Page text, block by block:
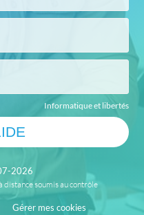
Informatique et libertés
distance soumis au contrôle
2026
Gérer mes cookies